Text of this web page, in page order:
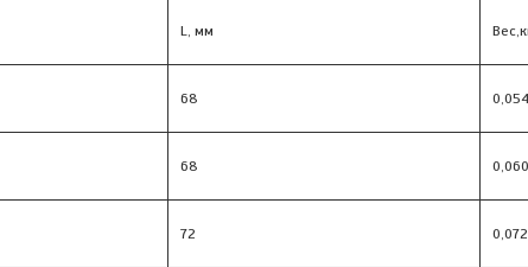
L, мм
68 0,054
68 0,060
72 0,072